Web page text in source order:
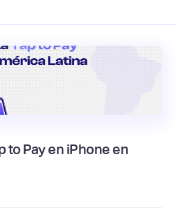
to Pay en iPhone en